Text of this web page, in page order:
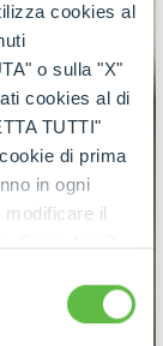
cookies al
o sulla "X"
cookies al di
TUTTI"
di prima
in ogni
il
e